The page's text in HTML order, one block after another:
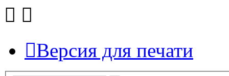
Версия для печати